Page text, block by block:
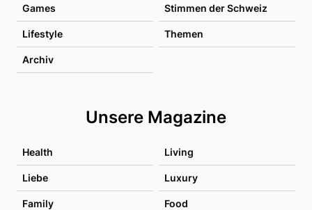
Games Stimmen der Schweiz
Lifestyle Themen
Archiv
Unsere Magazine
Health Living
Liebe Luxury
Family Food